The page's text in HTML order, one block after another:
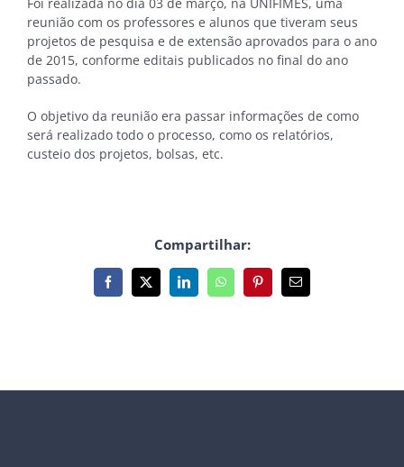
reunião com os professores e alunos que tiveram seus
projetos de pesquisa e de extensão aprovados para o ano
de 2015, conforme editais publicados no final do ano
passado.
O objetivo da reunião era passar informações de como
será realizado todo o processo, como os relatórios,
custeio dos projetos, bolsas, etc.
Compartilhar:
Facebook
X LinkedInWhatsAppPinterest
E-
mail